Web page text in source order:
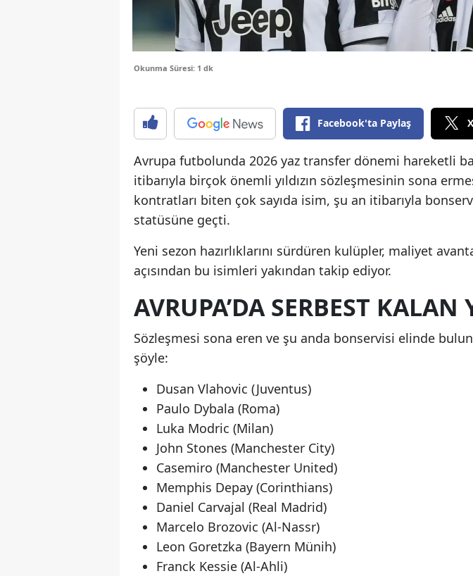
Edirne
Eskişehir
Gaziantep
Hakkari
Hatay
Isparta
Mersin
Okunma Süresi: 1 dk
Facebook'ta Paylaş
Avrupa futbolunda 2026 yaz transfer dönemi hareketli
itibarıyla birçok önemli yıldızın sözleşmesinin sona
kontratları biten çok sayıda isim, şu an itibarıyla
statüsüne geçti.
Yeni sezon hazırlıklarını sürdüren kulüpler, maliyet
açısından bu isimleri yakından takip ediyor.
AVRUPA’DA SERBEST
Sözleşmesi sona eren ve şu anda bonservisi elinde
şöyle:
Dusan Vlahovic (Juventus)
Paulo Dybala (Roma)
Luka Modric (Milan)
John Stones (Manchester City)
Casemiro (Manchester United)
Memphis Depay (Corinthians)
Daniel Carvajal (Real Madrid)
Marcelo Brozovic (Al-Nassr)
Leon Goretzka (Bayern Münih)
Franck Kessie (Al-Ahli)